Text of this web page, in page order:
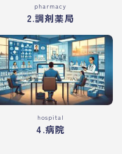
pharmacy
2.調剤薬局
hospital
4.病院